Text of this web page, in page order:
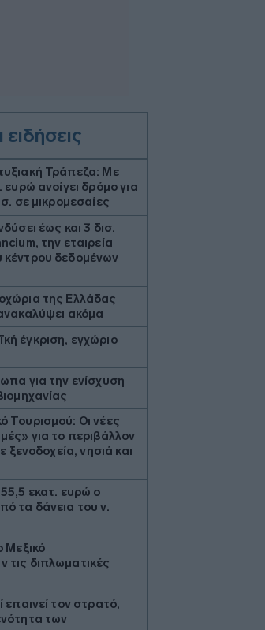
Τράπεζα: Με
ευρώ ανοίγει δρόμο για
σε μικρομεσαίες
έως και 3 δισ.
την εταιρεία
δεδομένων
της Ελλάδας
ακόμα
έγκριση, εγχώριο
για την ενίσχυση
Τουρισμού: Οι νέες
για το περιβάλλον
ξενοδοχεία, νησιά και
εκατ. ευρώ ο
τα δάνεια του ν.
Μεξικό
τις διπλωματικές
επαινεί τον στρατό,
των